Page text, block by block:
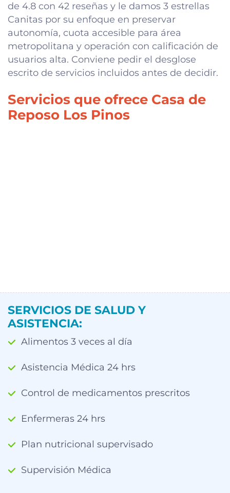
de 4.8 con 42 reseñas y le damos 3 estrellas
Canitas por su enfoque en preservar
autonomía, cuota accesible para área
metropolitana y operación con calificación de
usuarios alta. Conviene pedir el desglose
escrito de servicios incluidos antes de decidir.
Servicios que ofrece Casa de
Reposo Los Pinos
SERVICIOS DE SALUD Y
ASISTENCIA:
Alimentos 3 veces al día
Asistencia Médica 24 hrs
Control de medicamentos prescritos
Enfermeras 24 hrs
Plan nutricional supervisado
Supervisión Médica